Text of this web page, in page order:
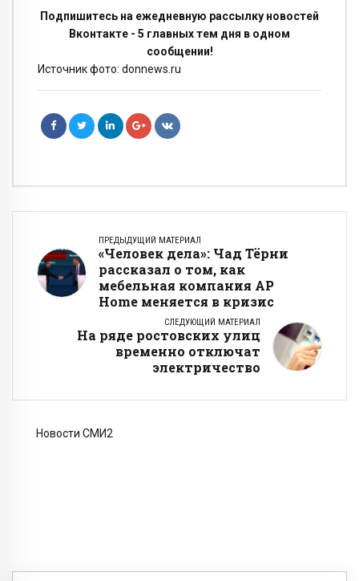
Подпишитесь на ежедневную рассылку новостей
Вконтакте - 5 главных тем дня в одном
сообщении!
Источник фото: donnews.ru
ПРЕДЫДУЩИЙ МАТЕРИАЛ
«Человек дела»: Чад Тёрни
рассказал о том, как
мебельная компания AP
Home меняется в кризис
СЛЕДУЮЩИЙ МАТЕРИАЛ
На ряде ростовских улиц
временно отключат
электричество
Новости СМИ2